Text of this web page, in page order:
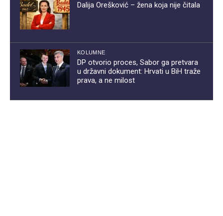
Dalija Orešković – žena koja nije čitala
KOLUMNE
DP otvorio proces, Sabor ga pretvara
u državni dokument: Hrvati u BiH traže
prava, a ne milost